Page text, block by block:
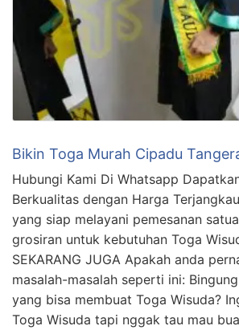
Bikin Toga Murah Cipadu
Hubungi Kami Di Whatsapp
Berkualitas dengan Harga
yang siap melayani pemesanan
grosiran untuk kebutuhan Toga
SEKARANG JUGA Apakah anda
masalah-masalah seperti ini:
yang bisa membuat Toga Wisuda?
Toga Wisuda tapi nggak tau mau